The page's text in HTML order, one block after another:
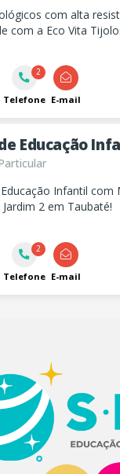
com alta
com a Eco Vita
2
Telefone E-mail
Educação
Infantil
Jardim 2 em Taubaté!
2
Telefone E-mail